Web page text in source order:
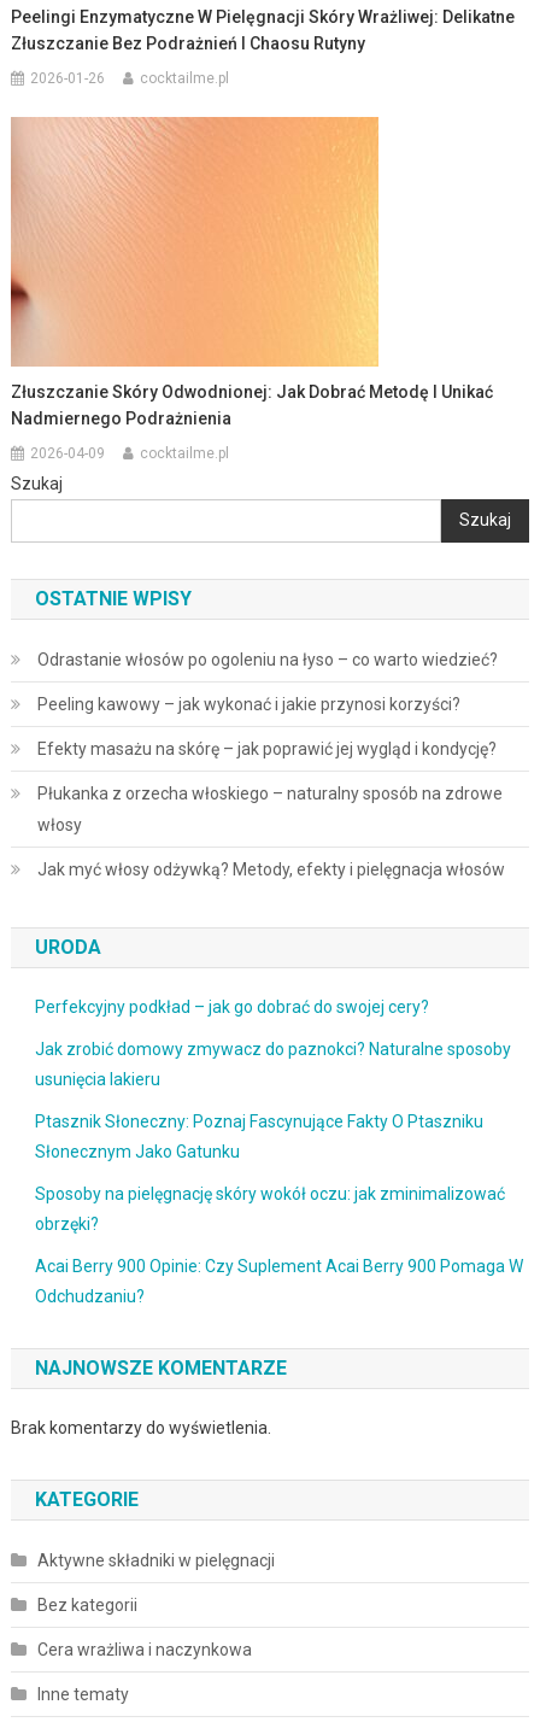
Peelingi Enzymatyczne W Pielęgnacji Skóry Wrażliwej: Delikatne
Złuszczanie Bez Podrażnień I Chaosu Rutyny
2026-01-26 cocktailme.pl
Złuszczanie Skóry Odwodnionej: Jak Dobrać Metodę I Unikać
Nadmiernego Podrażnienia
2026-04-09 cocktailme.pl
Szukaj
Szukaj
OSTATNIE WPISY
Odrastanie włosów po ogoleniu na łyso – co warto wiedzieć?
Peeling kawowy – jak wykonać i jakie przynosi korzyści?
Efekty masażu na skórę – jak poprawić jej wygląd i kondycję?
Płukanka z orzecha włoskiego – naturalny sposób na zdrowe
włosy
Jak myć włosy odżywką? Metody, efekty i pielęgnacja włosów
URODA
Perfekcyjny podkład – jak go dobrać do swojej cery?
Jak zrobić domowy zmywacz do paznokci? Naturalne sposoby
usunięcia lakieru
Ptasznik Słoneczny: Poznaj Fascynujące Fakty O Ptaszniku
Słonecznym Jako Gatunku
Sposoby na pielęgnację skóry wokół oczu: jak zminimalizować
obrzęki?
Acai Berry 900 Opinie: Czy Suplement Acai Berry 900 Pomaga W
Odchudzaniu?
NAJNOWSZE KOMENTARZE
Brak komentarzy do wyświetlenia.
KATEGORIE
Aktywne składniki w pielęgnacji
Bez kategorii
Cera wrażliwa i naczynkowa
Inne tematy